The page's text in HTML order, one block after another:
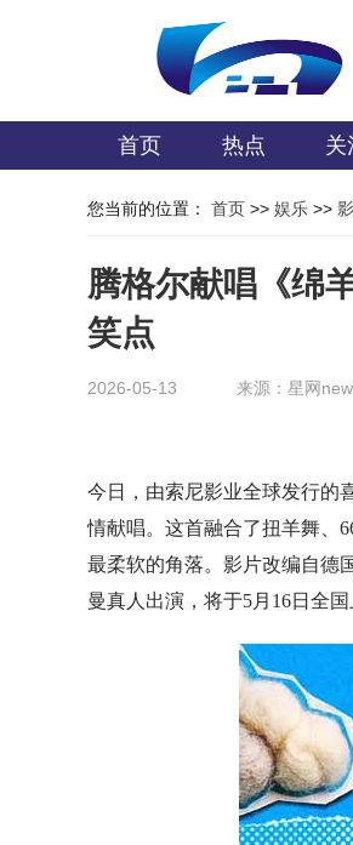
首页 热点 关
您当前的位置： 首页 >> 娱乐 >>
腾格尔献唱《绵
笑点
2026-05-13 来源：星网
今日，由索尼影业全球发行的
情献唱。这首融合了扭羊舞、
最柔软的角落。影片改编自德
曼真人出演，将于5月16日全